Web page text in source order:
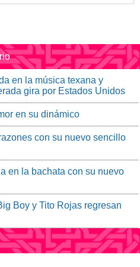
en la música texana y
gira por Estados Unidos
en su dinámico
con su nuevo sencillo
en la bachata con su nuevo
Boy y Tito Rojas regresan